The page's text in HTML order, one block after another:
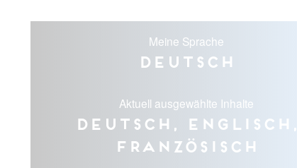
Meine Sprache
Deutsch
Aktuell ausgewählte Inhalte
Deutsch, Englisch,
Französisch